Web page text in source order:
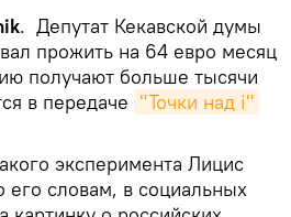
. Депутат Кекавской думы
прожить на 64 евро месяц
получают больше тысячи
в передаче "Точки над i"
эксперимента Лицис
словам, в социальных